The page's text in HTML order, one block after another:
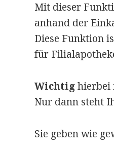
Mit dieser
anhand der
Diese Funktion
für
Wichtighierbei
Nur dann steht
Sie geben wie